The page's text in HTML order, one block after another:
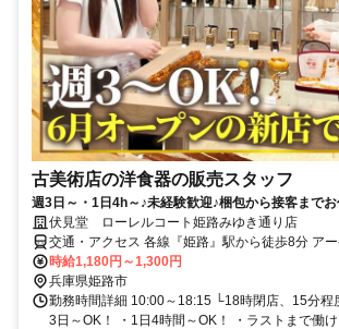
古美術店の洋食器の販売スタッフ
週3日～・1日4h～♪未経験歓迎♪梱包から接客までお
伏見堂 ローレルコート姫路みゆき通り店
交通・アクセス 各線『姫路』駅から徒歩8分 アー
も安心♪
時給1,180円～1,300円
兵庫県姫路市
勤務時間詳細 10:00～18:15 └18時閉店、15分程
3日～OK！ ・1日4時間～OK！ ・ラストまで働